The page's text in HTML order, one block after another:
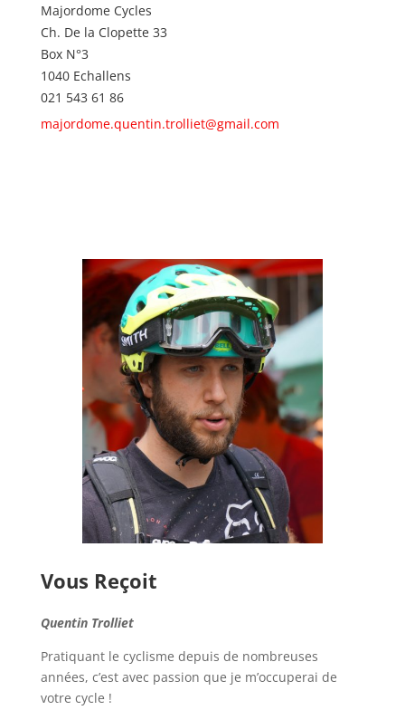
Majordome Cycles
Ch. De la Clopette 33
Box N°3
1040 Echallens
021 543 61 86
majordome.quentin.trolliet@gmail.com
Vous Reçoit
Quentin Trolliet
Pratiquant le cyclisme depuis de nombreuses
années, c’est avec passion que je m’occuperai de
votre cycle !